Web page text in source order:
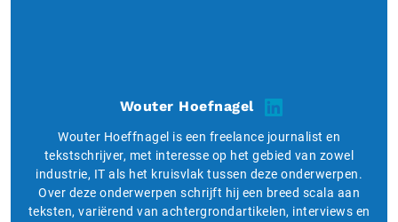
Wouter Hoefnagel
Wouter Hoeffnagel is een freelance journalist en
tekstschrijver, met interesse op het gebied van zowel
industrie, IT als het kruisvlak tussen deze onderwerpen.
Over deze onderwerpen schrijft hij een breed scala aan
teksten, variërend van achtergrondartikelen, interviews en